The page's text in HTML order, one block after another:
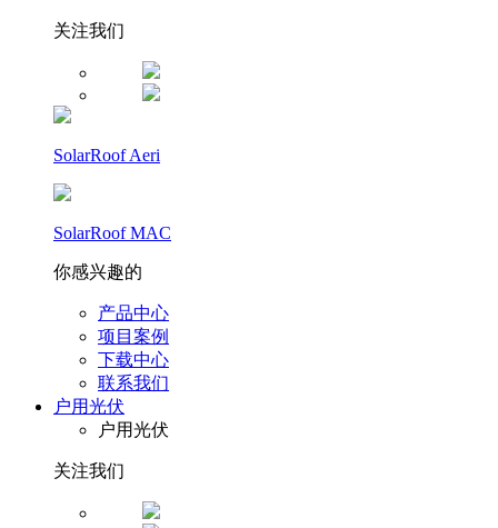
关注我们
SolarRoof Aeri
SolarRoof MAC
你感兴趣的
产品中心
项目案例
下载中心
联系我们
户用光伏
户用光伏
关注我们